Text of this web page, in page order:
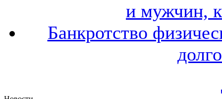
и мужчин,
Банкротство